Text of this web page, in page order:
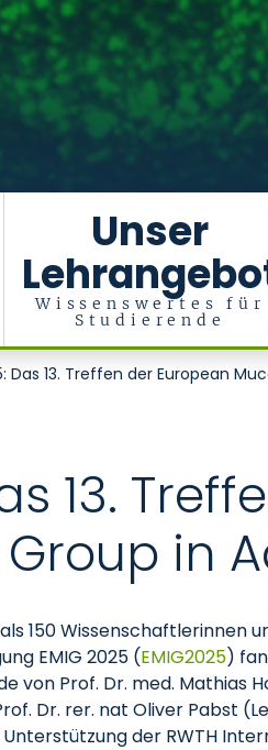
Unser
Wissenswertes für
Studierende
Das 13. Treffen der European
13.
in
150 Wissenschaftlerinnen
EMIG 2025 (EMIG2025)
von Prof. Dr. med. Mathias
Dr. rer. nat Oliver Pabst
der RWTH